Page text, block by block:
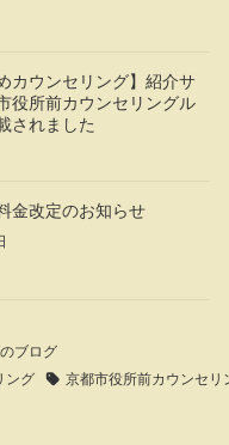
カウンセリング】紹介サ
役所前カウンセリングル
されました
金改定のお知らせ
ブログ
ング 京都市役所前カウンセリ